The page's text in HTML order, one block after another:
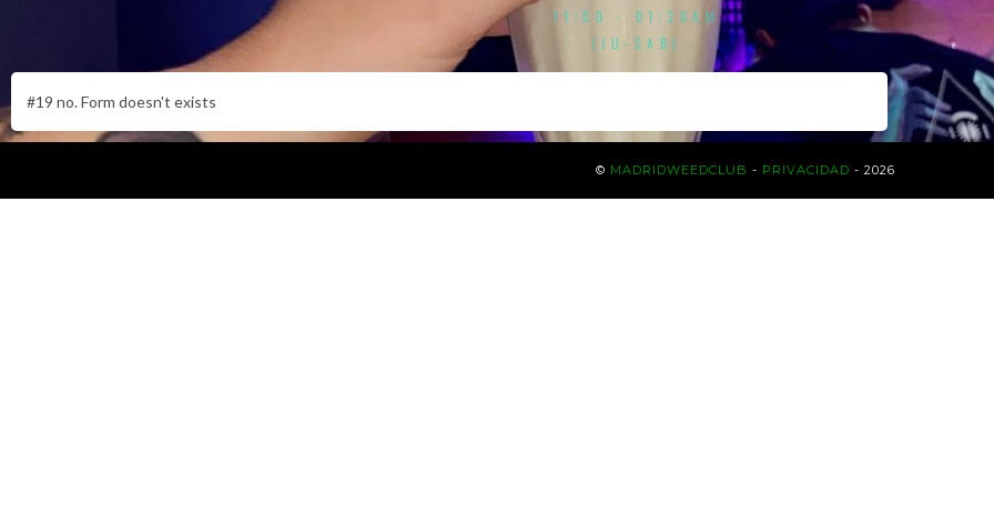
11:00 - 01:30AM
(JU-SAB)
#19 no. Form doesn't exists
© MADRIDWEEDCLUB - PRIVACIDAD - 2026